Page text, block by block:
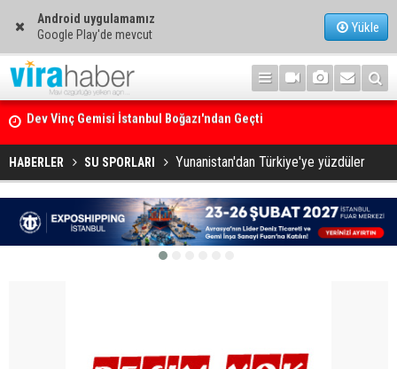
Android uygulamamız
Google Play'de mevcut
Yükle
Ege Denizi’nin En Büyük Mercan Ormanı
HABERLER SU SPORLARI Yunanistan'dan Türkiye'ye yüzdüler